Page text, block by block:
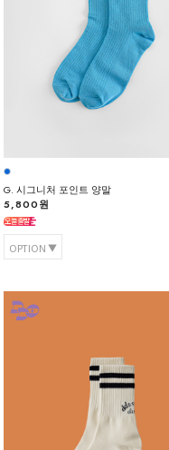
G. 시그니처 포인트 양말
5,800원
OPTION